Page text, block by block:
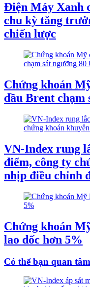
Điện Máy Xanh
chu kỳ tăng
chiến lược
Chứng khoán
dầu Brent chạm
VN-Index rung
điểm, công ty
nhịp điều chỉnh
Chứng khoán
lao dốc hơn 5%
Có thể bạn quan tâm